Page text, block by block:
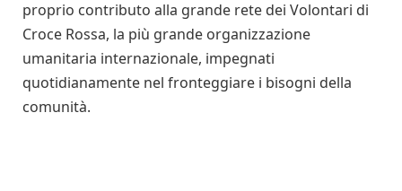
proprio contributo alla grande rete dei Volontari di
Croce Rossa, la più grande organizzazione
umanitaria internazionale, impegnati
quotidianamente nel fronteggiare i bisogni della
comunità.